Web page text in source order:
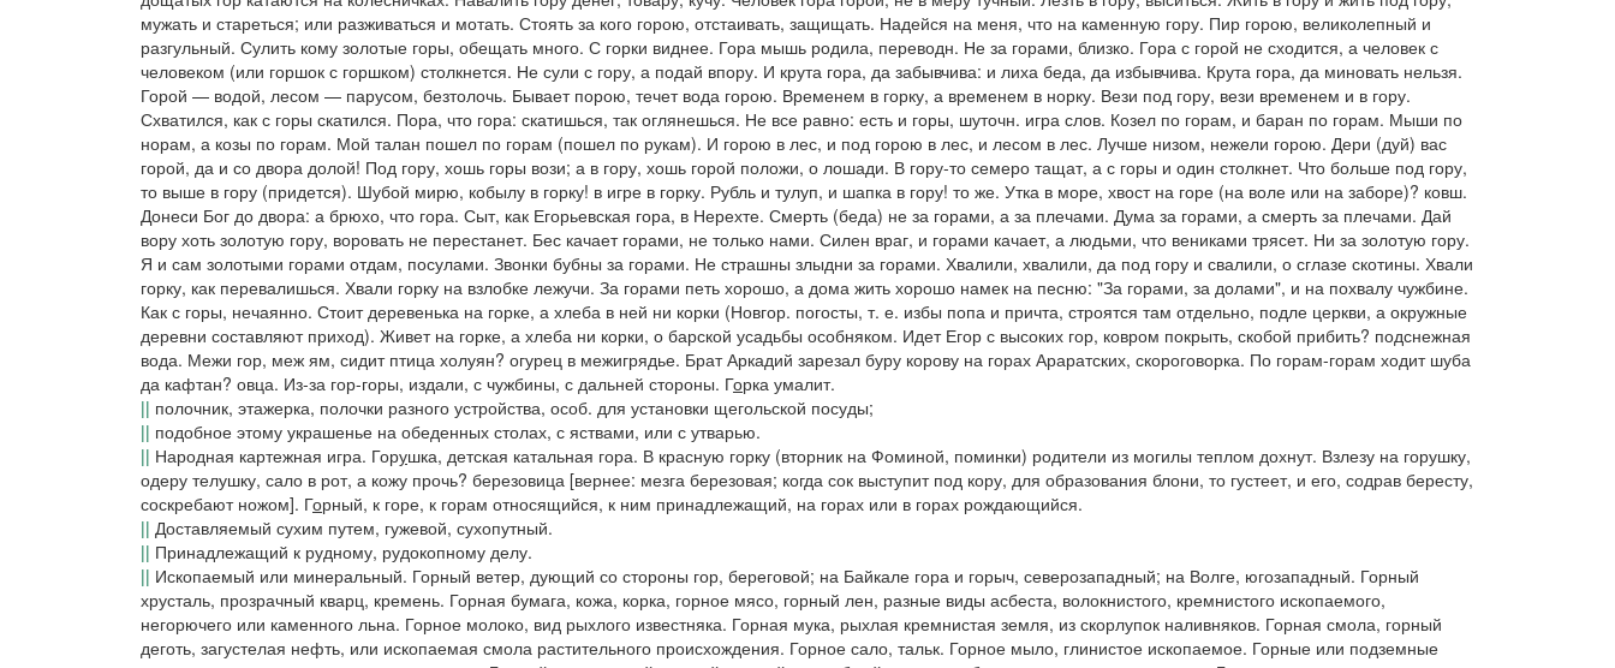
мужать и стареться; или разживаться и мотать. Стоять за кого горою, отстаивать, защищать. Надейся на меня, что на каменную гору. Пир горою, великолепный и
разгульный. Сулить кому золотые горы, обещать много. С горки виднее. Гора мышь родила, переводн. Не за горами, близко. Гора с горой не сходится, а человек с
человеком (или горшок с горшком) столкнется. Не сули с гору, а подай впору. И крута гора, да забывчива: и лиха беда, да избывчива. Крута гора, да миновать нельзя.
Горой — водой, лесом — парусом, безтолочь. Бывает порою, течет вода горою. Временем в горку, а временем в норку. Вези под гору, вези временем и в гору.
Схватился, как с горы скатился. Пора, что гора: скатишься, так оглянешься. Не все равно: есть и горы, шуточн. игра слов. Козел по горам, и баран по горам. Мыши по
норам, а козы по горам. Мой талан пошел по горам (пошел по рукам). И горою в лес, и под горою в лес, и лесом в лес. Лучше низом, нежели горою. Дери (дуй) вас
горой, да и со двора долой! Под гору, хошь горы вози; а в гору, хошь горой положи, о лошади. В гору-то семеро тащат, а с горы и один столкнет. Что больше под гору,
то выше в гору (придется). Шубой мирю, кобылу в горку! в игре в горку. Рубль и тулуп, и шапка в гору! то же. Утка в море, хвост на горе (на воле или на заборе)? ковш.
Донеси Бог до двора: а брюхо, что гора. Сыт, как Егорьевская гора, в Нерехте. Смерть (беда) не за горами, а за плечами. Дума за горами, а смерть за плечами. Дай
вору хоть золотую гору, воровать не перестанет. Бес качает горами, не только нами. Силен враг, и горами качает, а людьми, что вениками трясет. Ни за золотую гору.
Я и сам золотыми горами отдам, посулами. Звонки бубны за горами. Не страшны злыдни за горами. Хвалили, хвалили, да под гору и свалили, о сглазе скотины. Хвали
горку, как перевалишься. Хвали горку на взлобке лежучи. За горами петь хорошо, а дома жить хорошо намек на песню: "За горами, за долами", и на похвалу чужбине.
Как с горы, нечаянно. Стоит деревенька на горке, а хлеба в ней ни корки (Новгор. погосты, т. е. избы попа и причта, строятся там отдельно, подле церкви, а окружные
деревни составляют приход). Живет на горке, а хлеба ни корки, о барской усадьбы особняком. Идет Егор с высоких гор, ковром покрыть, скобой прибить? подснежная
вода. Межи гор, меж ям, сидит птица холуян? огурец в межигрядье. Брат Аркадий зарезал буру корову на горах Араратских, скороговорка. По горам-горам ходит шуба
да кафтан? овца. Из-за гор-горы, издали, с чужбины, с дальней стороны. Горка умалит.
|| полочник, этажерка, полочки разного устройства, особ. для установки щегольской посуды;
|| подобное этому украшенье на обеденных столах, с яствами, или с утварью.
|| Народная картежная игра. Горушка, детская катальная гора. В красную горку (вторник на Фоминой, поминки) родители из могилы теплом дохнут. Взлезу на горушку,
одеру телушку, сало в рот, а кожу прочь? березовица [вернее: мезга березовая; когда сок выступит под кору, для образования блони, то густеет, и его, содрав бересту,
соскребают ножом]. Горный, к горе, к горам относящийся, к ним принадлежащий, на горах или в горах рождающийся.
|| Доставляемый сухим путем, гужевой, сухопутный.
|| Принадлежащий к рудному, рудокопному делу.
|| Ископаемый или минеральный. Горный ветер, дующий со стороны гор, береговой; на Байкале гора и горыч, северозападный; на Волге, югозападный. Горный
хрусталь, прозрачный кварц, кремень. Горная бумага, кожа, корка, горное мясо, горный лен, разные виды асбеста, волокнистого, кремнистого ископаемого,
негорючего или каменного льна. Горное молоко, вид рыхлого известняка. Горная мука, рыхлая кремнистая земля, из скорлупок наливняков. Горная смола, горный
деготь, загустелая нефть, или ископаемая смола растительного происхождения. Горное сало, тальк. Горное мыло, глинистое ископаемое. Горные или подземные